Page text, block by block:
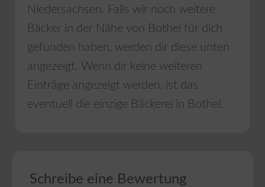
Niedersachsen . Falls wir noch weitere
Bäcker in der Nähe von Bothel für dich
gefunden haben, werden dir diese unten
angezeigt. Wenn dir keine weiteren
Einträge angezeigt werden, ist das
eventuell die einzige Bäckerei in Bothel .
Schreibe eine Bewertung